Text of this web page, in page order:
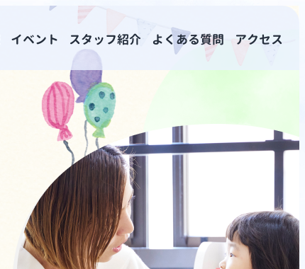
イベント スタッフ紹介 よくある質問 アクセス